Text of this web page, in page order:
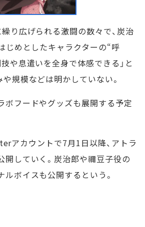
り広げられる激闘の数々で、炭治
じめとしたキャラクターの“呼
や息遣いを全身で体感できる」と
規模などは明かしていない。
フードやグッズも展開する予定
アカウントで7月1日以降、アトラ
開していく。炭治郎や禰豆子役の
ボイスも公開するという。